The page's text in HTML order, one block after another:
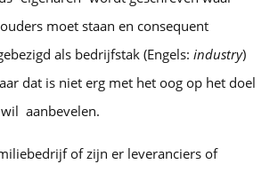
moet staan en consequent
als bedrijfstak (Engels: industry)
dat is niet erg met het oog op het doel
aanbevelen.
of zijn er leveranciers of